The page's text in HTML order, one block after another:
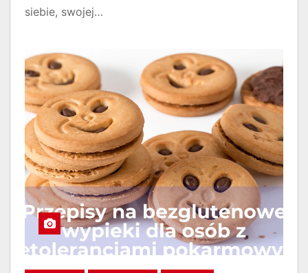
siebie, swojej…